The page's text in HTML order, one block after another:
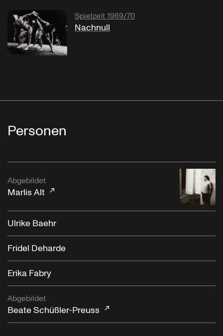
Spielzeit 1969/70
Nachnull
Personen
Abgebildet
Marlis Alt
Ulrike Baehr
Fridel Deharde
Erika Fabry
Abgebildet
Beate Schüßler-Preuss